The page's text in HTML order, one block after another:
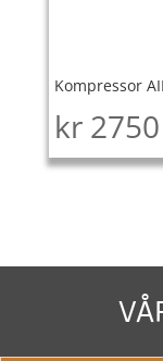
Kompressor
kr 2750